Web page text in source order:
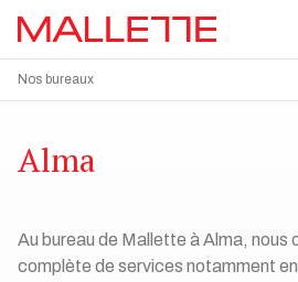
Nos bureaux
Alma
Au bureau de Mallette à Alma, nous
complète de services notamment